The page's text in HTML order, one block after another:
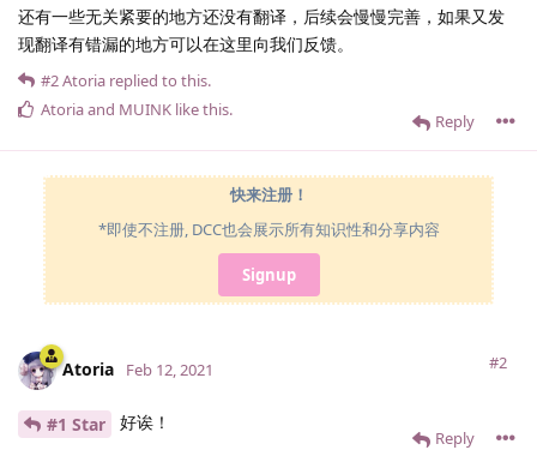
还有一些无关紧要的地方还没有翻译，后续会慢慢完善，如果又发
现翻译有错漏的地方可以在这里向我们反馈。
Reply
#2Atoria replied to this.
Atoriaand MUINK like this.
快来注册！
*即使不注册, DCC也会展示所有知识性和分享内容
Signup
Atoria #2
Feb 12, 2021
#1 Star 好诶！
Reply